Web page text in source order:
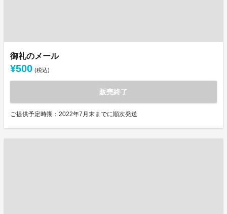
御礼のメール
¥500 (税込)
販売終了
ご提供予定時期：2022年7月末までに順次発送